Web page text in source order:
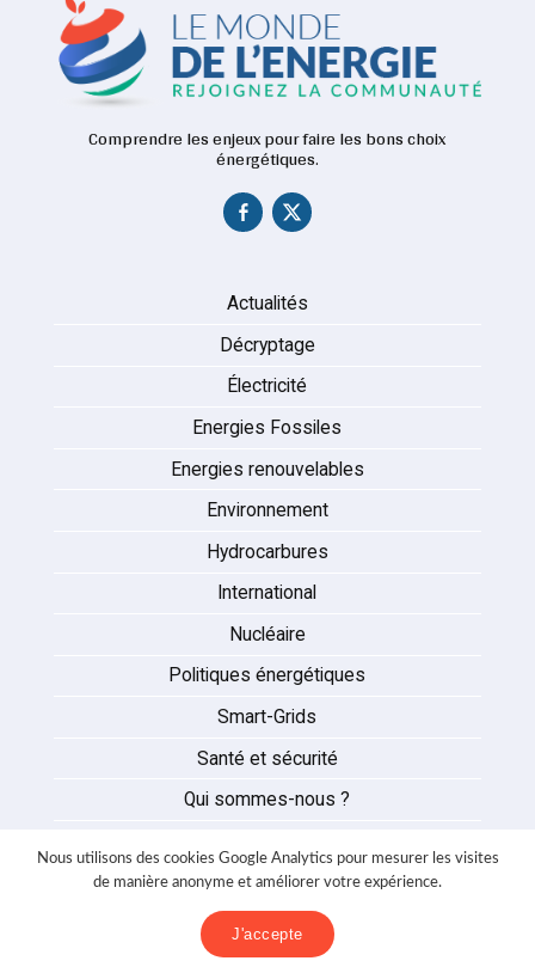
Comprendre les enjeux pour faire les bons choix
énergétiques.
Actualités
Décryptage
Électricité
Energies Fossiles
Energies renouvelables
Environnement
Hydrocarbures
International
Nucléaire
Politiques énergétiques
Smart-Grids
Santé et sécurité
Qui sommes-nous ?
Partenaires
Nous contacter
Nous utilisons des cookies Google Analytics pour mesurer les visites
de manière anonyme et améliorer votre expérience.
J'accepte